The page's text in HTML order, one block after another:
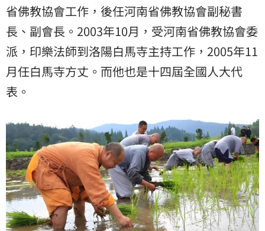
省佛教協會工作，後任河南省佛教協會副秘書
長、副會長。2003年10月，受河南省佛教協會委
派，印樂法師到洛陽白馬寺主持工作，2005年11
月任白馬寺方丈。而他也是十四屆全國人大代
表。